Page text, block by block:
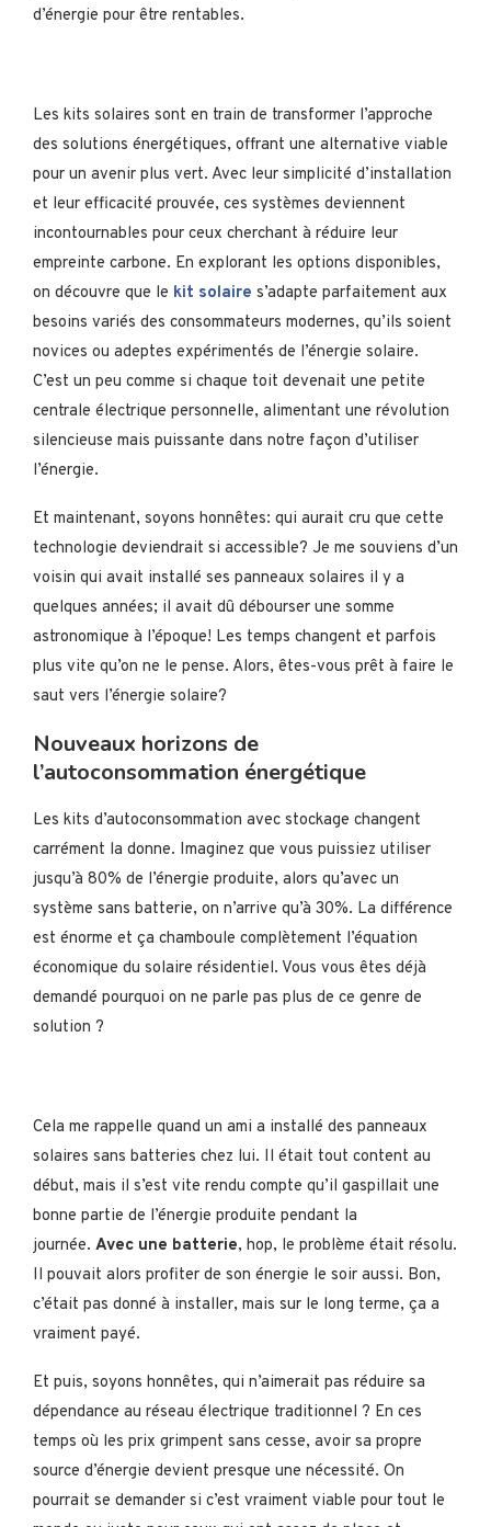
d’énergie pour être rentables.
Les kits solaires sont en train de transformer l’approche
des solutions énergétiques, offrant une alternative viable
pour un avenir plus vert. Avec leur simplicité d’installation
et leur efficacité prouvée, ces systèmes deviennent
incontournables pour ceux cherchant à réduire leur
empreinte carbone. En explorant les options disponibles,
on découvre que le kit solaire s’adapte parfaitement aux
besoins variés des consommateurs modernes, qu’ils soient
novices ou adeptes expérimentés de l’énergie solaire.
C’est un peu comme si chaque toit devenait une petite
centrale électrique personnelle, alimentant une révolution
silencieuse mais puissante dans notre façon d’utiliser
l’énergie.
Et maintenant, soyons honnêtes: qui aurait cru que cette
technologie deviendrait si accessible? Je me souviens d’un
voisin qui avait installé ses panneaux solaires il y a
quelques années; il avait dû débourser une somme
astronomique à l’époque! Les temps changent et parfois
plus vite qu’on ne le pense. Alors, êtes-vous prêt à faire le
saut vers l’énergie solaire?
Nouveaux horizons de
l’autoconsommation énergétique
Les kits d’autoconsommation avec stockage changent
carrément la donne. Imaginez que vous puissiez utiliser
jusqu’à 80% de l’énergie produite, alors qu’avec un
système sans batterie, on n’arrive qu’à 30%. La différence
est énorme et ça chamboule complètement l’équation
économique du solaire résidentiel. Vous vous êtes déjà
demandé pourquoi on ne parle pas plus de ce genre de
solution ?
Cela me rappelle quand un ami a installé des panneaux
solaires sans batteries chez lui. Il était tout content au
début, mais il s’est vite rendu compte qu’il gaspillait une
bonne partie de l’énergie produite pendant la
journée. Avec une batterie, hop, le problème était résolu.
Il pouvait alors profiter de son énergie le soir aussi. Bon,
c’était pas donné à installer, mais sur le long terme, ça a
vraiment payé.
Et puis, soyons honnêtes, qui n’aimerait pas réduire sa
dépendance au réseau électrique traditionnel ? En ces
temps où les prix grimpent sans cesse, avoir sa propre
source d’énergie devient presque une nécessité. On
pourrait se demander si c’est vraiment viable pour tout le